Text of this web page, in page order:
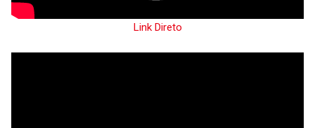
Link Direto